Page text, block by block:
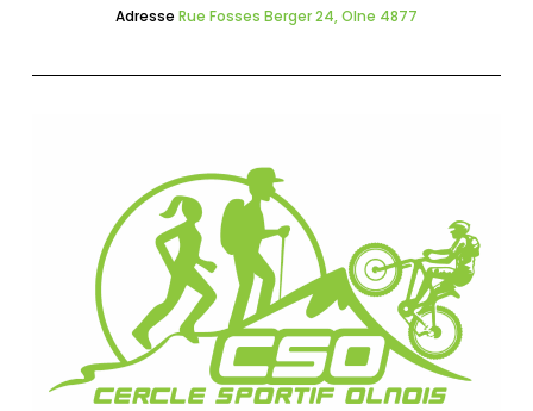
Adresse Rue Fosses Berger 24, Olne 4877